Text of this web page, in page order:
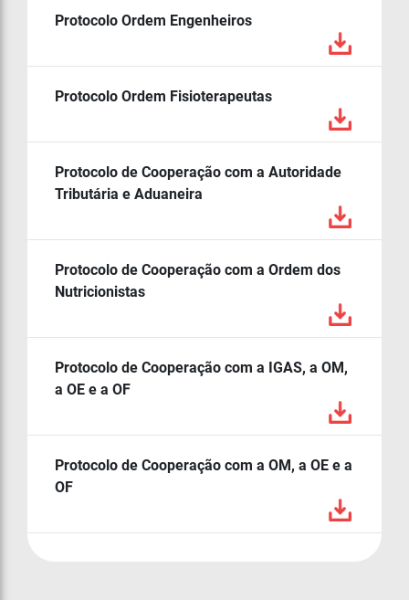
Protocolo Ordem Engenheiros
Protocolo Ordem Fisioterapeutas
Protocolo de Cooperação com a Autoridade
Tributária e Aduaneira
Protocolo de Cooperação com a Ordem dos
Nutricionistas
Protocolo de Cooperação com a IGAS, a OM,
a OE e a OF
Protocolo de Cooperação com a OM, a OE e a
OF